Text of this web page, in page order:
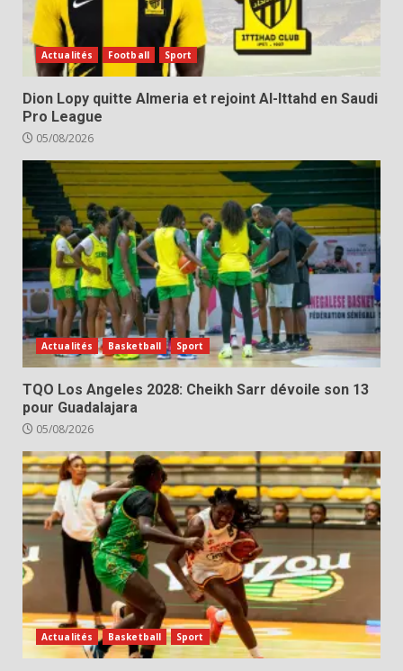
Actualités Football Sport
Dion Lopy quitte Almeria et rejoint Al-Ittahd en Saudi
Pro League
05/08/2026
Actualités Basketball Sport
TQO Los Angeles 2028: Cheikh Sarr dévoile son 13
pour Guadalajara
05/08/2026
Actualités Basketball Sport